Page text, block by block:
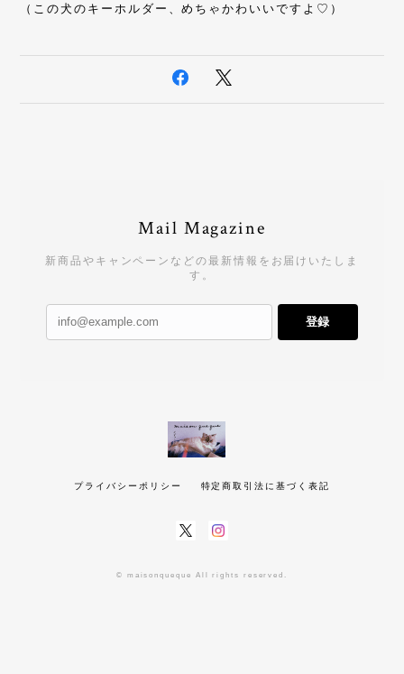
（この犬のキーホルダー、めちゃかわいいですよ♡）
Mail Magazine
新商品やキャンペーンなどの最新情報をお届けいたしま
す。
登録
プライバシーポリシー 特定商取引法に基づく表記
© maisonqueque All rights reserved.